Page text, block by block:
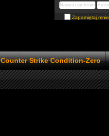
Zapamiętaj mnie
Counter Strike Condition-Zero